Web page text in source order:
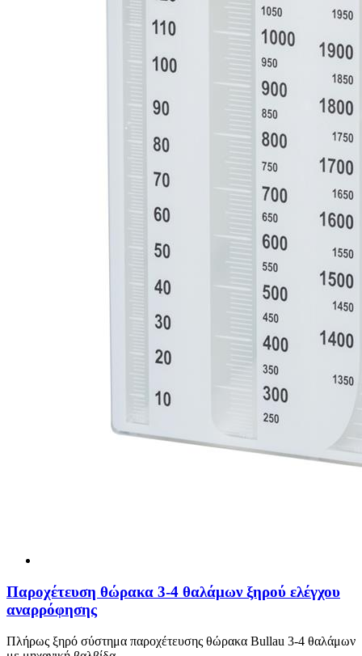
Παροχέτευση θώρακα 3-4 θαλάμων ξηρού ελέγχου
αναρρόφησης
Πλήρως ξηρό σύστημα παροχέτευσης θώρακα Bullau 3-4 θαλάμων